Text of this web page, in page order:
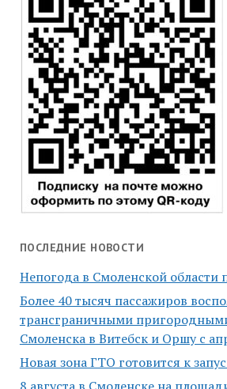
ПОСЛЕДНИЕ НОВОСТИ
Непогода в Смоленской области
Более 40 тысяч пассажиров
трансграничными
Смоленска в Витебск и Оршу с
Новая зона ГТО готовится к